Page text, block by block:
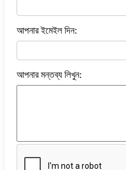
আপনার ইমেইল দিন:
আপনার মন্তব্য লিখুন: